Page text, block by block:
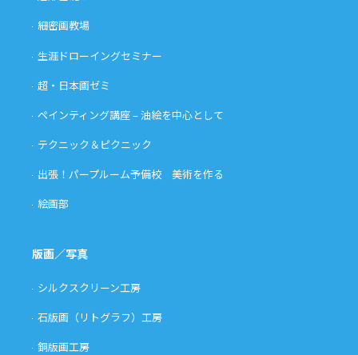
細密画教場
生涯ドローイングセミナー
超・日本画ゼミ
ペインティング講座 – 油絵を中心として
テクニック＆ピクニック
出張！パープルーム予備校 美術を作る
絵画部
版画／写真
シルクスクリーン工房
石版画（リトグラフ）工房
銅版画工房